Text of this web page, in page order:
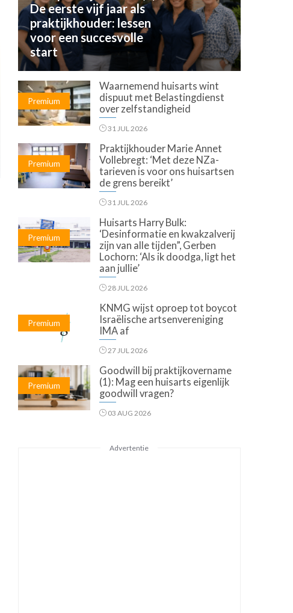
De eerste vijf jaar als
praktijkhouder: lessen
voor een succesvolle
start
Premium
Waarnemend huisarts wint
dispuut met Belastingdienst
over zelfstandigheid
31 JUL 2026
Premium
Praktijkhouder Marie Annet
Vollebregt: ‘Met deze NZa-
tarieven is voor ons huisartsen
de grens bereikt’
31 JUL 2026
Premium
Huisarts Harry Bulk:
‘Desinformatie en kwakzalverij
zijn van alle tijden”, Gerben
Lochorn: ‘Als ik doodga, ligt het
aan jullie’
28 JUL 2026
Premium
KNMG wijst oproep tot boycot
Israëlische artsenvereniging
IMA af
27 JUL 2026
Premium
Goodwill bij praktijkovername
(1): Mag een huisarts eigenlijk
goodwill vragen?
03 AUG 2026
Advertentie